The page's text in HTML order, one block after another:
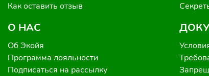
Как оставить отзыв
О НАС
Об Экойя
Программа лояльности
Подписаться на рассылку